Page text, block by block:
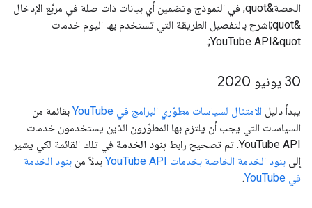
الحصة&quot; في النموذج وتضمين أي بيانات ذات صلة في مربّع الإدخال
&quot;اشرح بالتفصيل الطريقة التي تستخدم بها اليوم خدمات
YouTube API&quot;.
‫30 يونيو 2020
يبدأ دليل الامتثال لسياسات مطوّري البرامج في YouTube
بقائمة من
السياسات التي يجب أن يلتزم بها المطوّرون الذين يستخدمون خدمات
YouTube API. تم تصحيح رابط
بنود الخدمة في تلك القائمة لكي يشير
إلى بنود الخدمة الخاصة بخدمات YouTube API بدلاً من بنود الخدمة
في YouTube
.